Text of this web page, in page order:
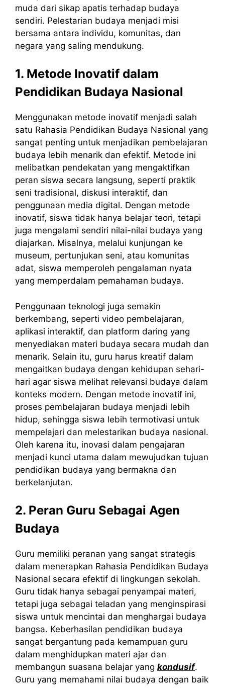
muda dari sikap apatis terhadap budaya
sendiri. Pelestarian budaya menjadi misi
bersama antara individu, komunitas, dan
negara yang saling mendukung.
1. Metode Inovatif dalam
Pendidikan Budaya Nasional
Menggunakan metode inovatif menjadi salah
satu Rahasia Pendidikan Budaya Nasional yang
sangat penting untuk menjadikan pembelajaran
budaya lebih menarik dan efektif. Metode ini
melibatkan pendekatan yang mengaktifkan
peran siswa secara langsung, seperti praktik
seni tradisional, diskusi interaktif, dan
penggunaan media digital. Dengan metode
inovatif, siswa tidak hanya belajar teori, tetapi
juga mengalami sendiri nilai-nilai budaya yang
diajarkan. Misalnya, melalui kunjungan ke
museum, pertunjukan seni, atau komunitas
adat, siswa memperoleh pengalaman nyata
yang memperdalam pemahaman budaya.
Penggunaan teknologi juga semakin
berkembang, seperti video pembelajaran,
aplikasi interaktif, dan platform daring yang
menyediakan materi budaya secara mudah dan
menarik. Selain itu, guru harus kreatif dalam
mengaitkan budaya dengan kehidupan sehari-
hari agar siswa melihat relevansi budaya dalam
konteks modern. Dengan metode inovatif ini,
proses pembelajaran budaya menjadi lebih
hidup, sehingga siswa lebih termotivasi untuk
mempelajari dan melestarikan budaya nasional.
Oleh karena itu, inovasi dalam pengajaran
menjadi kunci utama dalam mewujudkan tujuan
pendidikan budaya yang bermakna dan
berkelanjutan.
2. Peran Guru Sebagai Agen
Budaya
Guru memiliki peranan yang sangat strategis
dalam menerapkan Rahasia Pendidikan Budaya
Nasional secara efektif di lingkungan sekolah.
Guru tidak hanya sebagai penyampai materi,
tetapi juga sebagai teladan yang menginspirasi
siswa untuk mencintai dan menghargai budaya
bangsa. Keberhasilan pendidikan budaya
sangat bergantung pada kemampuan guru
dalam menghidupkan materi ajar dan
membangun suasana belajar yang kondusif.
Guru yang memahami nilai budaya dengan baik